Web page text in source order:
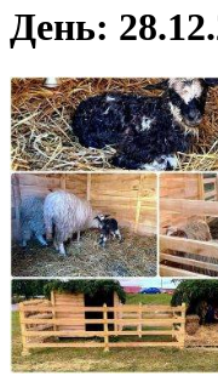
День: